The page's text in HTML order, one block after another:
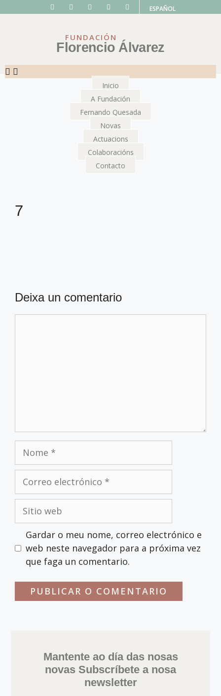
ESPAÑOL
FUNDACIÓN
Florencio Álvarez
Inicio
A Fundación
Fernando Quesada
Novas
Actuacions
Colaboracións
Contacto
7
Deixa un comentario
Gardar o meu nome, correo electrónico e
web neste navegador para a próxima vez
que faga un comentario.
Mantente ao día das nosas
novas Subscríbete a nosa
newsletter